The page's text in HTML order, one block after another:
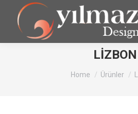
LİZBON
You are here:
Home Ürünler